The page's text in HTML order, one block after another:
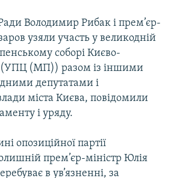
Володимир Рибак і прем’єр-
узяли участь у великодній
соборі Києво-
(УПЦ (МП)) разом із іншими
депутатами і
міста Києва, повідомили
і уряду.
опозиційної партії
прем’єр-міністр Юлія
в ув’язненні, за